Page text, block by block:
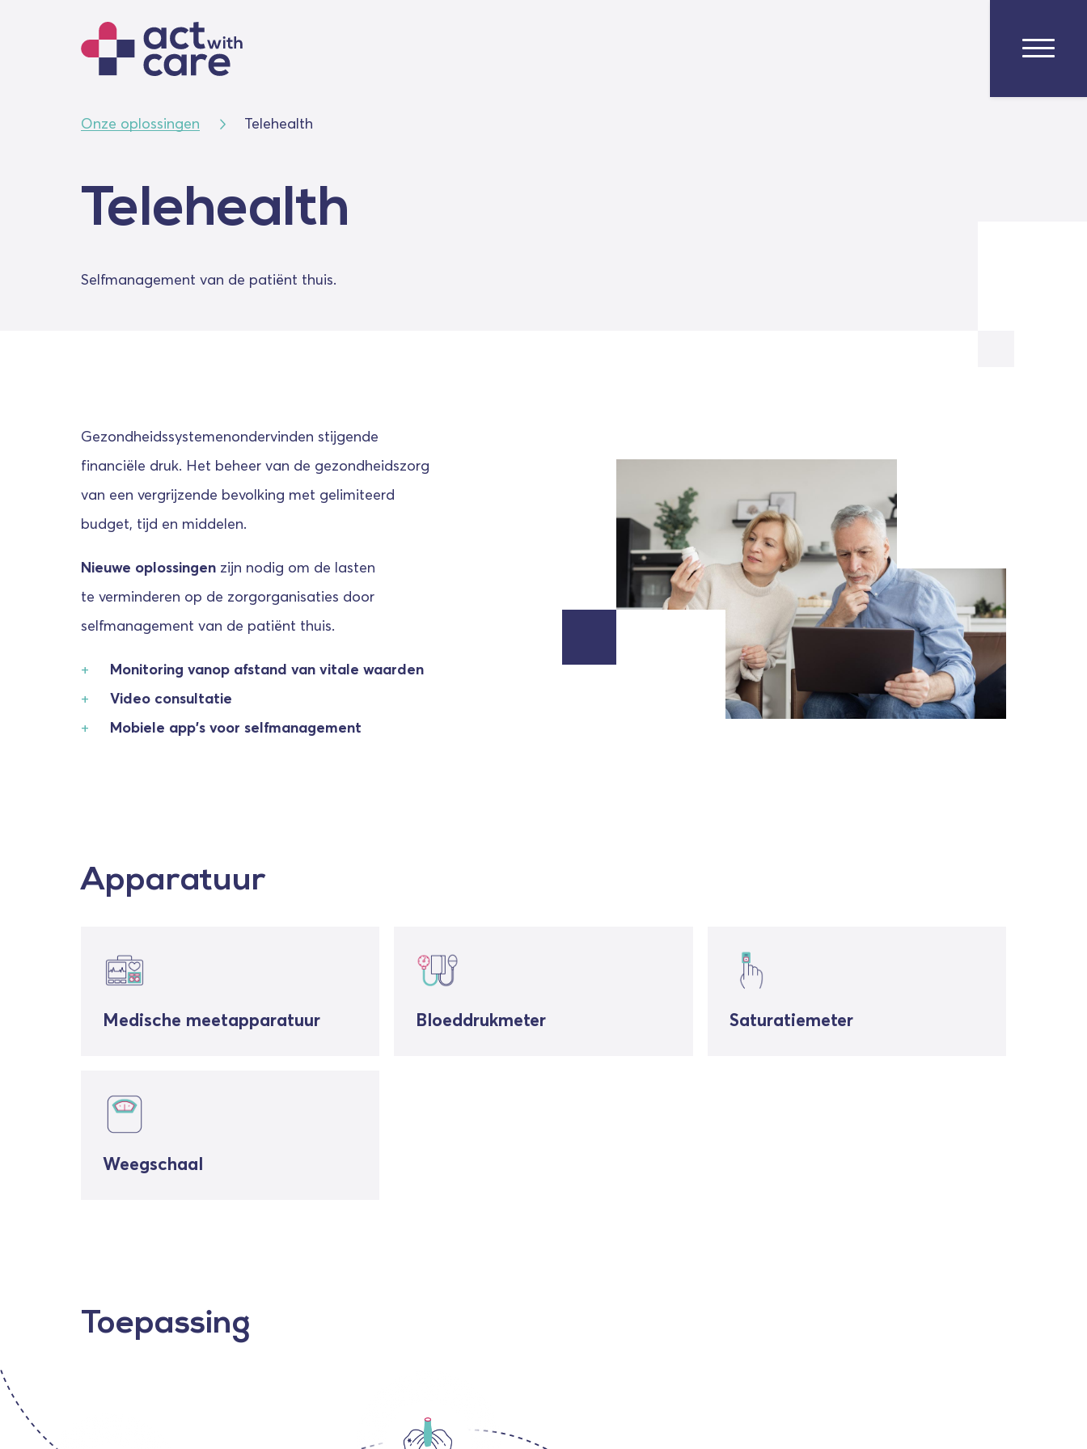
Onze oplossingen Telehealth
Telehealth
Selfmanagement van de patiënt thuis.
Gezondheidssystemenondervinden stijgende
financiële druk. Het beheer van de gezondheidszorg
van een vergrijzende bevolking met gelimiteerd
budget, tijd en middelen.
Nieuwe oplossingen zijn nodig om de lasten
te verminderen op de zorgorganisaties door
selfmanagement van de patiënt thuis.
Monitoring vanop afstand van vitale waarden
Video consultatie
Mobiele app's voor selfmanagement
Apparatuur
Medische meetapparatuur Bloeddrukmeter Saturatiemeter
Weegschaal
Toepassing